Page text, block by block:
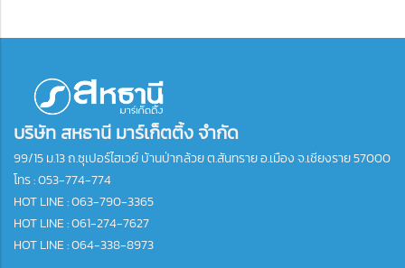
บริษัท สหธานี มาร์เก็ตติ้ง จำกัด
99/15 ม.13 ถ.ซุเปอร์ไฮเวย์ บ้านป่ากล้วย ต.สันทราย อ.เมือง จ.เชียงราย 57000
โทร :053-774-774
HOT LINE : 063-790-3365
HOT LINE : 061-274-7627
HOT LINE : 064-338-8973